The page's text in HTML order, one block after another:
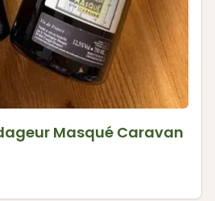
Masqué Caravan